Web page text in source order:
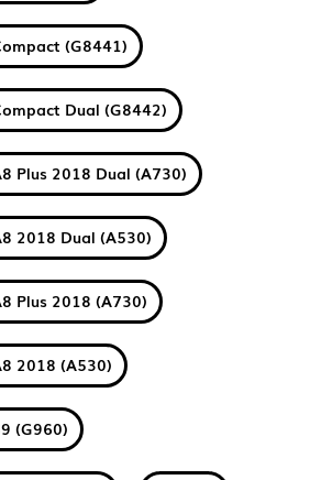
(G8441)
Dual (G8442)
Plus 2018 Dual (A730)
2018 Dual (A530)
Plus 2018 (A730)
2018 (A530)
(G960)